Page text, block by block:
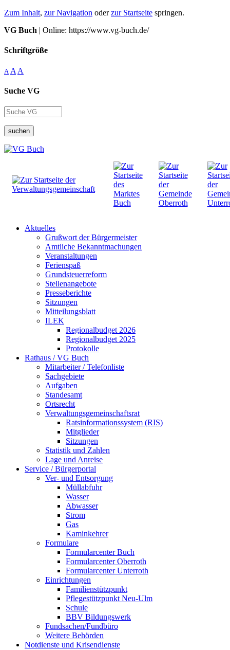
Zum Inhalt, zur Navigation oderzur Startseite springen.
VG Buch | Online: https://www.vg-buch.de/
Schriftgröße
A A A
Suche VG
suchen
Aktuelles
Grußwort der Bürgermeister
Amtliche Bekanntmachungen
Veranstaltungen
Ferienspaß
Grundsteuerreform
Stellenangebote
Presseberichte
Sitzungen
Mitteilungsblatt
ILEK
Regionalbudget 2026
Regionalbudget 2025
Protokolle
Rathaus / VG Buch
Mitarbeiter / Telefonliste
Sachgebiete
Aufgaben
Standesamt
Ortsrecht
Verwaltungsgemeinschaftsrat
Ratsinformationssystem (RIS)
Mitglieder
Sitzungen
Statistik und Zahlen
Lage und Anreise
Service / Bürgerportal
Ver- und Entsorgung
Müllabfuhr
Wasser
Abwasser
Strom
Gas
Kaminkehrer
Formulare
Formularcenter Buch
Formularcenter Oberroth
Formularcenter Unterroth
Einrichtungen
Familienstützpunkt
Pflegestützpunkt Neu-Ulm
Schule
BBV Bildungswerk
Fundsachen/Fundbüro
Weitere Behörden
Notdienste und Krisendienste